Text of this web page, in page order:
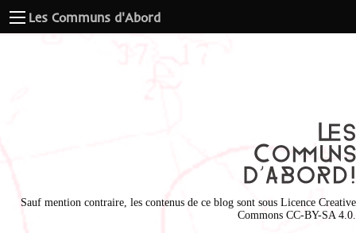
Les Communs d'Abord
Sauf mention contraire, les contenus de ce blog sont sous Licence Creative
Commons CC-BY-SA 4.0